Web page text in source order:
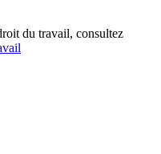
du travail, consultez